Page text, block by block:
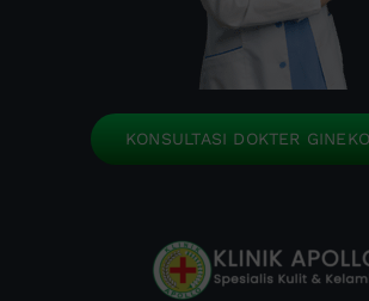
KONSULTASI DOKTER